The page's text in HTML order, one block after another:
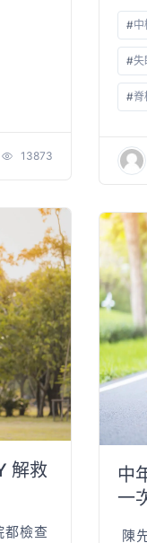
13873
#
#失
#脊
解救
都檢查
中
一
陳